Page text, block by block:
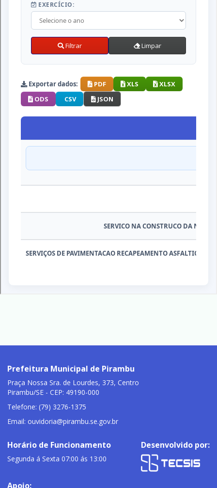
Prefeitura Municipal de Pirambu
Praça Nossa Sra. de Lourdes, 373, Centro
Pirambu/SE - CEP: 49190-000
Telefone: (79) 3276-1375
Email: ouvidoria@pirambu.se.gov.br
Horário de Funcionamento
Segunda á Sexta 07:00 ás 13:00
Desenvolvido por:
Apoio: